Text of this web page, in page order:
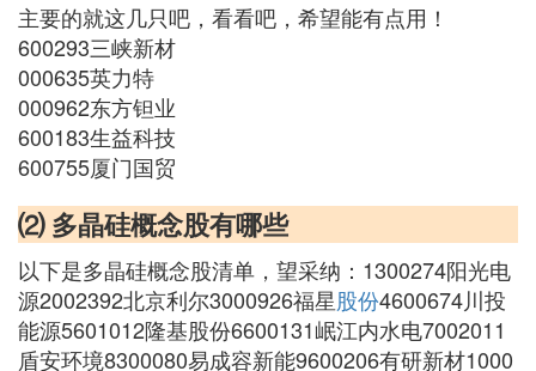
主要的就这几只吧，看看吧，希望能有点用！
600293三峡新材
000635英力特
000962东方钽业
600183生益科技
600755厦门国贸
⑵ 多晶硅概念股有哪些
以下是多晶硅概念股清单，望采纳：1300274阳光电
源2002392北京利尔3000926福星股份4600674川投
能源5601012隆基股份6600131岷江内水电7002011
盾安环境8300080易成容新能9600206有研新材1000